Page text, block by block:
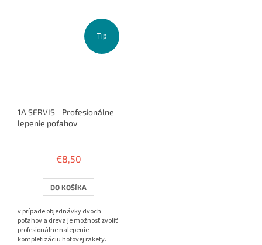
Tip
1A SERVIS - Profesionálne
lepenie poťahov
produktu
3,8
z
hviezdičiek.
€8,50
DO KOŠÍKA
v prípade objednávky dvoch
poťahov a dreva je možnosť zvoliť
profesionálne nalepenie -
kompletizáciu hotovej rakety.